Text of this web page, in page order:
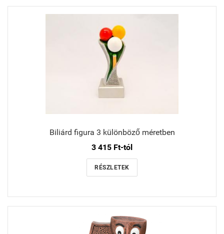
Biliárd figura 3 különböző méretben
3 415 Ft-tól
RÉSZLETEK